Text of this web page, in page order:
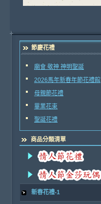
節慶花禮
廟會 敬神 神明聖誕
2026馬年新春年節花禮館
母親節花禮
畢業花束
聖誕花禮
商品分類清單
新春花禮-1